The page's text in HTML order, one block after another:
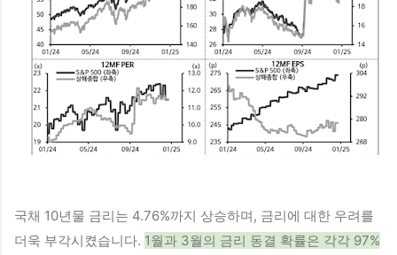
국채 10년물 금리는 4.76%까지 상승하며, 금리에 대한 우려를
더욱 부각시켰습니다. 1월과 3월의 금리 동결 확률은 각각 97%